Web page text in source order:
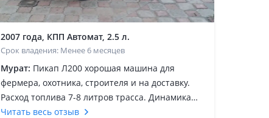
2007 года, КПП Автомат, 2.5 л.
Срок владения: Менее 6 месяцев
Мурат: Пикап Л200 хорошая машина для
фермера, охотника, строителя и на доставку.
Расход топлива 7-8 литров трасса. Динамика
отличная, проходимость супер и ходовка в
Читать весь отзыв